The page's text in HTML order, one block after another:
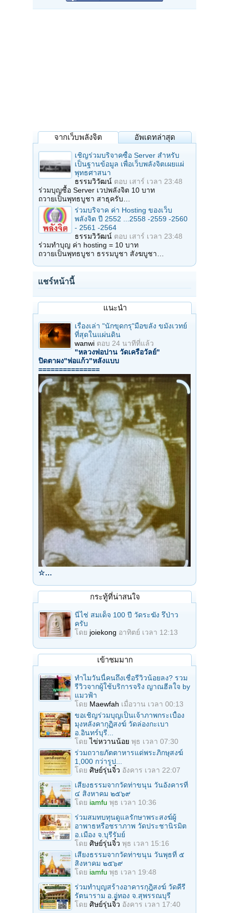
จากเว็บพลังจิต อัพเดทล่าสุด
เชิญร่วมบริจาคซื้อ Server สำหรับ
เป็นฐานข้อมูล เพื่อเว็บพลังจิตเผยแผ่
พุทธศาสนา
ธรรมวิวัฒน์ ตอบ เสาร์ เวลา 23:48
ร่วมบุญซื้อ Server เวปพลังจิต 10 บาท
ถวายเป็นพุทธบูชา สาธุครับ…
ร่วมบริจาค ค่า Hosting ของเว็บ
พลังจิต ปี 2552 ...2558 -2559 -2560
- 2561 -2564
ธรรมวิวัฒน์ ตอบ เสาร์ เวลา 23:48
ร่วมทำบุญ ค่า hosting = 10 บาท
ถวายเป็นพุทธบูชา ธรรมบูชา สังฆบูชา…
แชร์หน้านี้
แนะนำ
เรื่องเล่า "นักขุดกรุ"มือขลัง ขมังเวทย์
ที่สุดในแผ่นดิน
wanwi ตอบ 24 นาทีที่แล้ว
"หลวงพ่อปาน วัดเครือวัลย์"
ปิดตาผง"พ่อแก้ว"หลังแบบ
===============
☆…
กระทู้ที่น่าสนใจ
นี่ไช่ สมเด็จ 100 ปี วัดระฆัง รึป่าว
ครับ
โดย joiekong อาทิตย์ เวลา 12:13
เข้าชมมาก
ทำไมวันนี้คนถึงเชื่อรีวิวน้อยลง? รวม
รีวิวจากผู้ใช้บริการจริง ญาณฮีลใจ by
แมวฟ้า
โดย Maewfah เมื่อวาน เวลา 00:13
ขอเชิญร่วมบุญเป็นเจ้าภาพกระเบื้อง
มุงหลังคากุฏิสงฆ์ วัดล่องกะเบา
อ.อินทร์บุรี...
โดยไข่หวานน้อย พุธ เวลา 07:30
ร่วมถวายภัตตาหารแด่พระภิกษุสงฆ์
1,000 กว่ารูป...
โดย ศิษย์รุ่นจิ๋ว อังคาร เวลา 22:07
เสียงธรรมจากวัดท่าขนุน วันอังคารที่
๔ สิงหาคม ๒๕๖๙
โดย iamfu พุธ เวลา 10:36
ร่วมสมทบทุนดูแลรักษาพระสงฆ์ผู้
อาพาธหรือชราภาพ วัดประชานิรมิต
อ.เมือง จ.บุรีรัมย์
โดย ศิษย์รุ่นจิ๋ว พุธ เวลา 15:16
เสียงธรรมจากวัดท่าขนุน วันพุธที่ ๕
สิงหาคม ๒๕๖๙
โดย iamfu พุธ เวลา 19:48
ร่วมทำบุญสร้างอาคารกุฎิสงฆ์ วัดคีรี
รัตนาราม อ.อู่ทอง จ.สุพรรณบุรี
โดย ศิษย์รุ่นจิ๋ว อังคาร เวลา 17:40